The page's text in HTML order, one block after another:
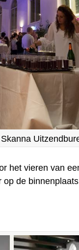
het vieren van
op de